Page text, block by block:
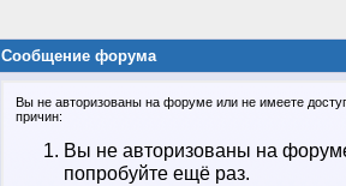
Сообщение форума
Вы не авторизованы на форуме или не имеете
причин:
Вы не авторизованы на
попробуйте ещё раз.